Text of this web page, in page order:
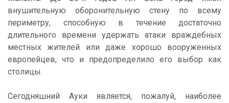
внушительную оборонительную стену по всему
периметру, способную в течение достаточно
длительного времени удержать атаки враждебных
местных жителей или даже хорошо вооруженных
европейцев, что и предопределило его выбор как
столицы.
Сегодняшний Ауки является, пожалуй, наиболее